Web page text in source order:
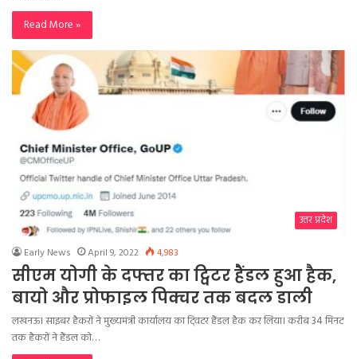
Read More »
उत्तर प्रदेश
Early News April 9, 2022 4,983
सीएम योगी के दफ्तर का ट्विटर हैंडल हुआ हैक,
बायो और प्रोफाइल पिक्चर तक बदल डाली
लखनऊ। साइबर हैकरों ने मुख्यमंत्री कार्यालय का टि्वटर हैंडल हैक कर लिया। करीब 34 मिनट
तक हैकरों ने हैंडल को…